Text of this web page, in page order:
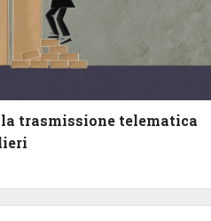
trasmissione telematica